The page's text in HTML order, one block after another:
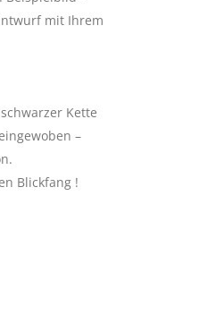
mit Ihrem
Kette
–
Blickfang !